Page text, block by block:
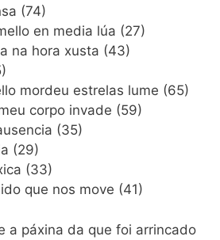
(74)
en media lúa (27)
na hora xusta (43)
mordeu estrelas lume (65)
corpo invade (59)
(35)
(29)
(33)
que nos move (41)
a páxina da que foi arrincado